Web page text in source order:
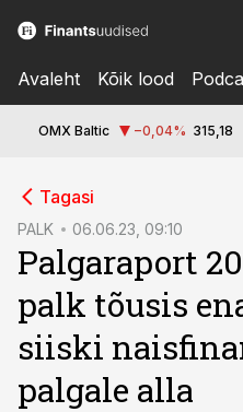
Avaleht Kõik lood
OMX Baltic −0,04% 315,18
Tagasi
PALK 06.06.23, 09:10
Palgaraport
palk tõusis
siiski
palgale alla